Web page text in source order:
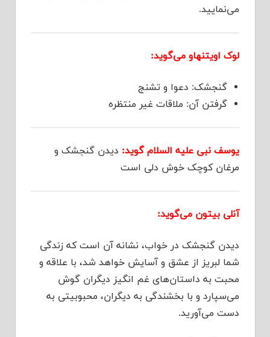
می‌نمایید.
لوک اویتنهاو می‌گوید:
گنجشک: دعوا و تشنج
گرفتن آن: ملاقات غیر منتظره
یوسف نبی علیه السلام گوید: دیدن گنجشک و
مرغان کوچک خوش دلی است
آنلی بیتون می‌گوید:
دیدن گنجشک در خواب، نشانه آن است که زندگی
شما لبریز از عشق و آسایش خواهد شد، با علاقه و
محبت به داستان‌های غم انگیز دیگران گوش
می‌سپارد و با بخشندگی به دیگران، محبوبیتی به
دست می‌آورید.